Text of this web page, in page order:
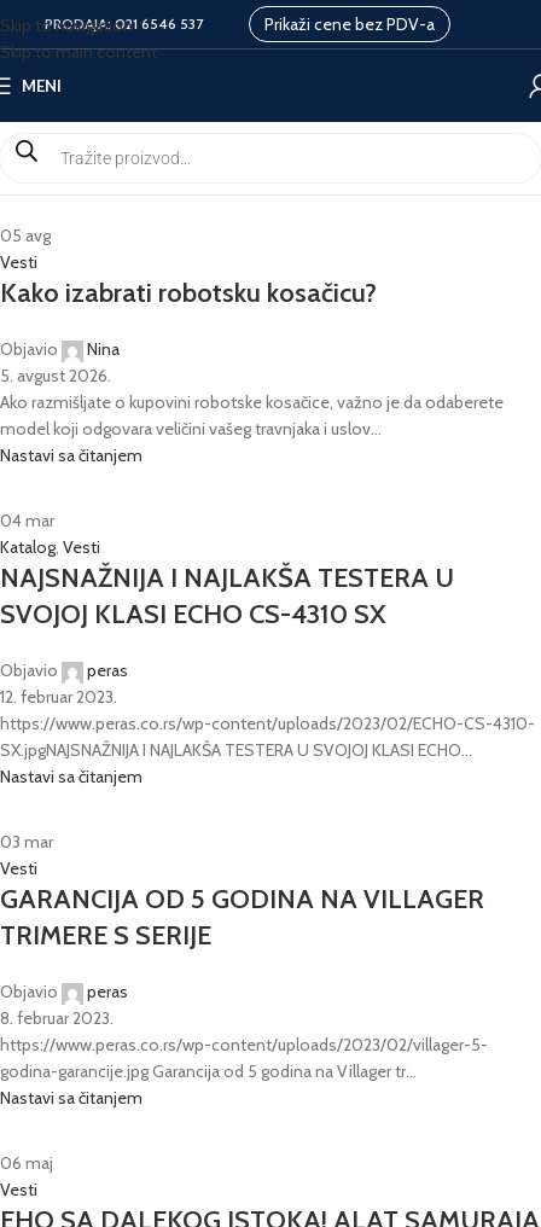
Skip to navigation
Skip to main content
PRODAJA:021 6546 537 Prikaži cene bez PDV-a
MENI
05 avg
Vesti
Kako izabrati robotsku kosačicu?
Objavio
Nina
5. avgust 2026.
Ako razmišljate o kupovini robotske kosačice, važno je da odaberete
model koji odgovara veličini vašeg travnjaka i uslov...
Nastavi sa čitanjem
04mar
Katalog, Vesti
NAJSNAŽNIJA I NAJLAKŠA TESTERA U
SVOJOJ KLASI ECHO CS-4310 SX
Objavio
peras
12. februar 2023.
https://www.peras.co.rs/wp-content/uploads/2023/02/ECHO-CS-4310-
SX.jpgNAJSNAŽNIJA I NAJLAKŠA TESTERA U SVOJOJ KLASI ECHO...
Nastavi sa čitanjem
03 mar
Vesti
GARANCIJA OD 5 GODINA NA VILLAGER
TRIMERE S SERIJE
Objavio
peras
8. februar 2023.
https://www.peras.co.rs/wp-content/uploads/2023/02/villager-5-
godina-garancije.jpg Garancija od 5 godina na Villager tr...
Nastavi sa čitanjem
06 maj
Vesti
EHO SA DALEKOG ISTOKA! ALAT SAMURAJA